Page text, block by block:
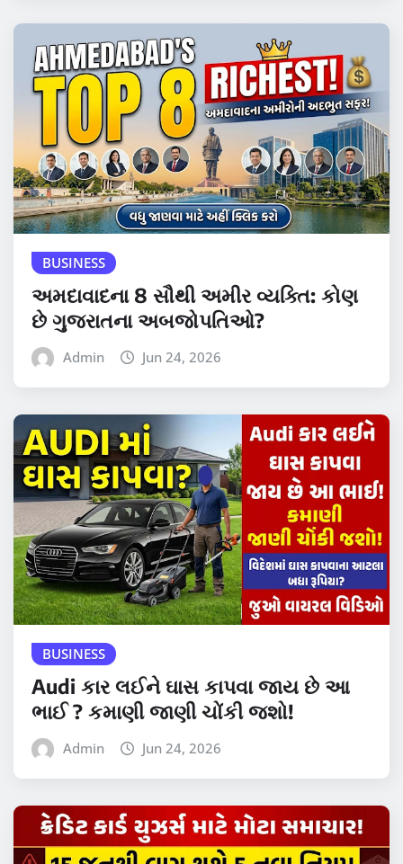
BUSINESS
અમદાવાદના 8 સૌથી અમીર વ્યક્તિ: કોણ
છે ગુજરાતના અબજોપતિઓ?
Admin Jun 24, 2026
BUSINESS
Audi કાર લઈને ઘાસ કાપવા જાય છે આ
ભાઈ ? કમાણી જાણી ચોંકી જશો!
Admin Jun 24, 2026